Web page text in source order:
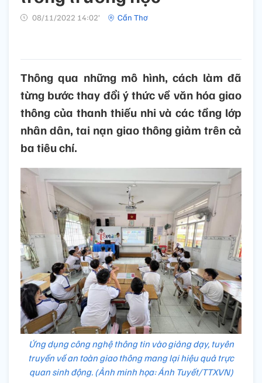
08/11/2022 14:02’ Cần Thơ
Thông qua những mô hình, cách làm đã
từng bước thay đổi ý thức về văn hóa giao
thông của thanh thiếu nhi và các tầng lớp
nhân dân, tai nạn giao thông giảm trên cả
ba tiêu chí.
Ứng dụng công nghệ thông tin vào giảng dạy, tuyên
truyền về an toàn giao thông mang lại hiệu quả trực
quan sinh động. (Ảnh minh họa: Ánh Tuyết/TTXVN)